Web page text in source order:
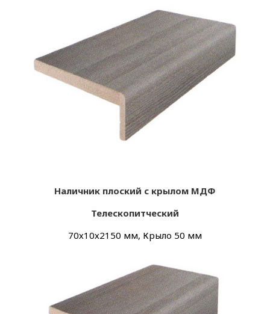
Наличник плоский с крылом МДФ
Телескопитческий
70х10х2150 мм, Крыло 50 мм